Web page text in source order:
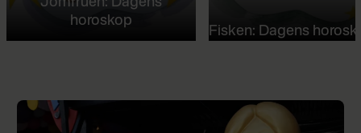
horoskop
Fisken: Dagens